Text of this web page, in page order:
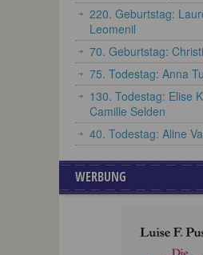
220. Geburtstag:
Leomenil
70. Geburtstag:
75. Todestag: Anna
130. Todestag: Elise
Camille Selden
40. Todestag: Aline
WERBUNG